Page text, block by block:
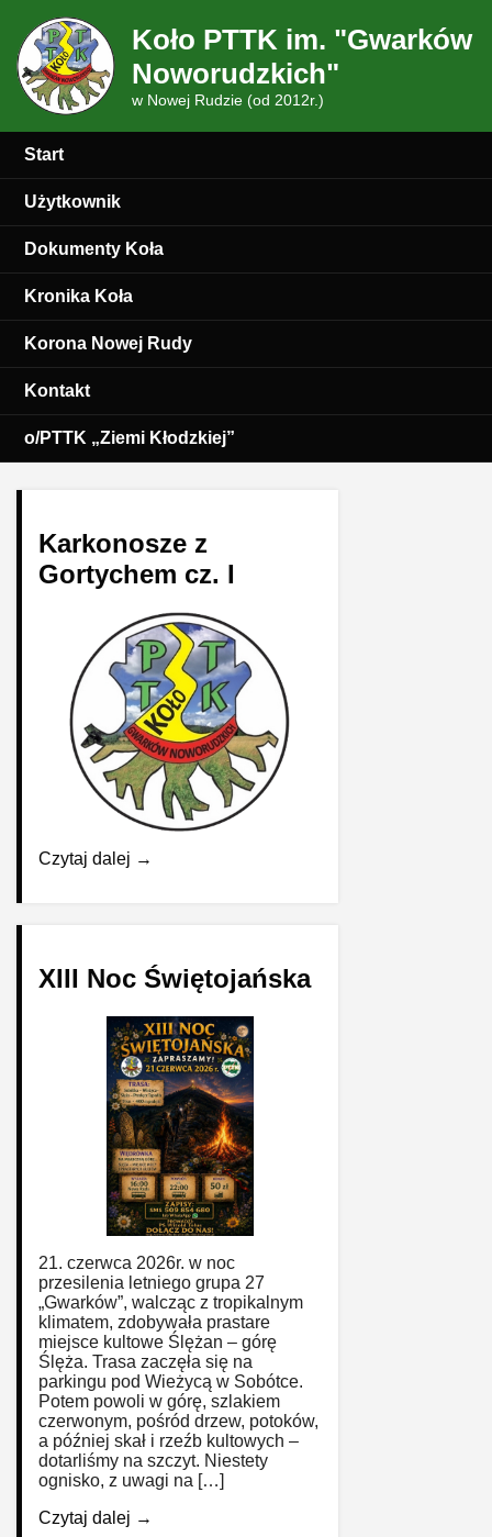
Koło PTTK im. "Gwarków
Noworudzkich"
w Nowej Rudzie (od 2012r.)
Start
Użytkownik
Dokumenty Koła
Kronika Koła
Korona Nowej Rudy
Kontakt
o/PTTK „Ziemi Kłodzkiej”
Karkonosze z
Gortychem cz. I
Czytaj dalej →
XIII Noc Świętojańska
21. czerwca 2026r. w noc
przesilenia letniego grupa 27
„Gwarków”, walcząc z tropikalnym
klimatem, zdobywała prastare
miejsce kultowe Ślężan – górę
Ślęża. Trasa zaczęła się na
parkingu pod Wieżycą w Sobótce.
Potem powoli w górę, szlakiem
czerwonym, pośród drzew, potoków,
a później skał i rzeźb kultowych –
dotarliśmy na szczyt. Niestety
ognisko, z uwagi na […]
Czytaj dalej →